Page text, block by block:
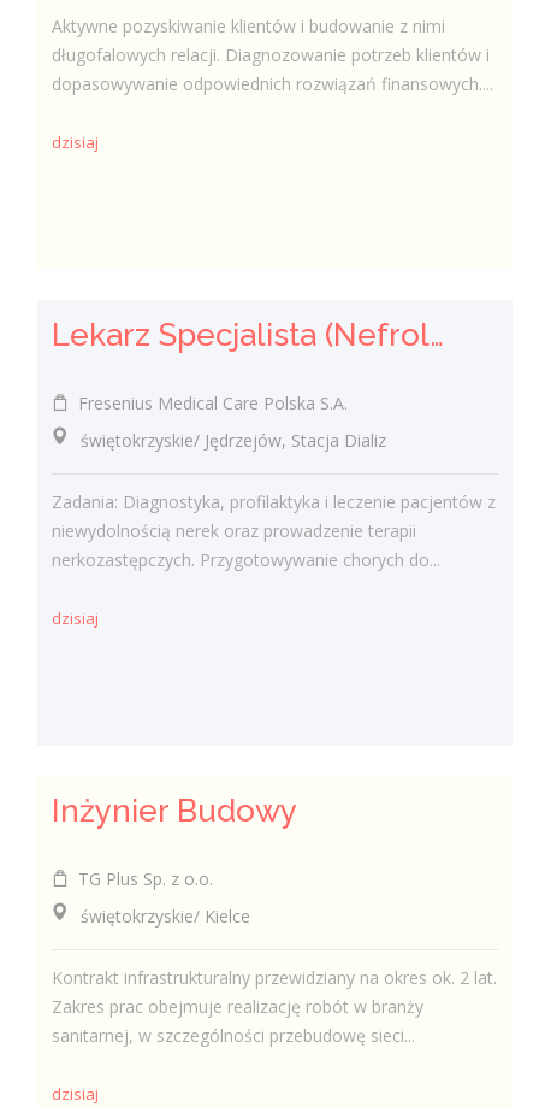
Aktywne pozyskiwanie klientów i budowanie z nimi
długofalowych relacji. Diagnozowanie potrzeb klientów i
dopasowywanie odpowiednich rozwiązań finansowych....
dzisiaj
Lekarz Specjalista (Nefrolog / Internista) (K/M/N)
Fresenius Medical Care Polska S.A.
świętokrzyskie/ Jędrzejów, Stacja Dializ
Zadania: Diagnostyka, profilaktyka i leczenie pacjentów z
niewydolnością nerek oraz prowadzenie terapii
nerkozastępczych. Przygotowywanie chorych do...
dzisiaj
Inżynier Budowy
TG Plus Sp. z o.o.
świętokrzyskie/ Kielce
Kontrakt infrastrukturalny przewidziany na okres ok. 2 lat.
Zakres prac obejmuje realizację robót w branży
sanitarnej, w szczególności przebudowę sieci...
dzisiaj